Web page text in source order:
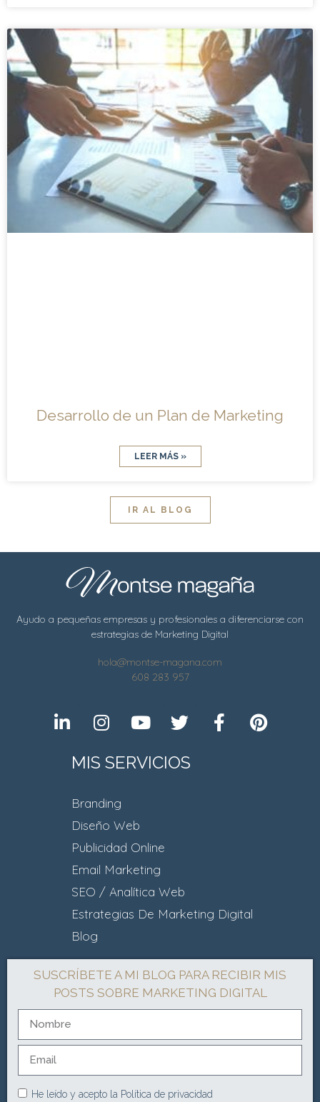
Desarrollo de un Plan de Marketing
LEER MÁS »
IR AL BLOG
Ayudo a pequeñas empresas y profesionales a diferenciarse con
estrategias de Marketing Digital
hola@montse-magana.com
608 283 957
MIS SERVICIOS
Branding
Diseño Web
Publicidad Online
Email Marketing
SEO / Analítica Web
Estrategias De Marketing Digital
Blog
SUSCRÍBETE A MI BLOG PARA RECIBIR MIS
POSTS SOBRE MARKETING DIGITAL
He leído y acepto la Política de privacidad